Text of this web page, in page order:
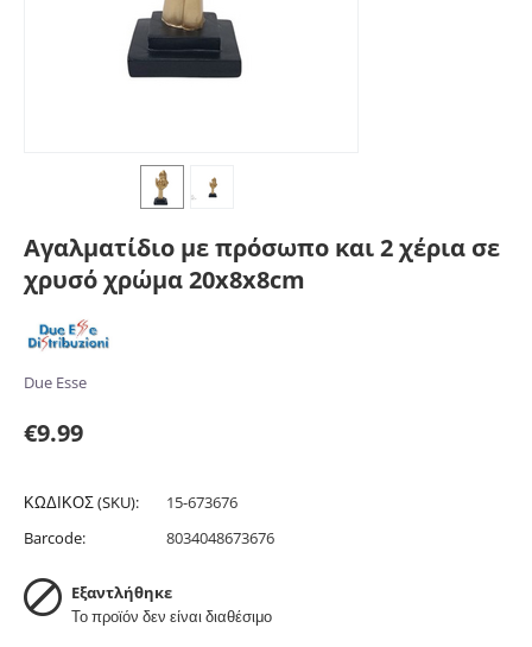
Αγαλματίδιο με πρόσωπο και 2 χέρια σε
χρυσό χρώμα 20x8x8cm
Due Esse
€9.99
ΚΩΔΙΚΟΣ (SKU):
15-673676
Barcode:
8034048673676
Εξαντλήθηκε
Το προϊόν δεν είναι διαθέσιμο